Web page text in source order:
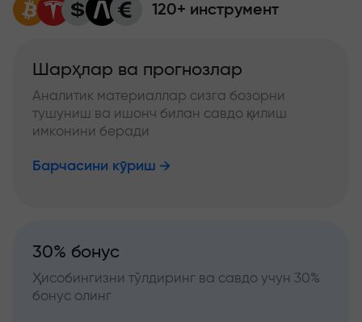
120+ инструмент
Шарҳлар ва прогнозлар
Аналитик материаллар сизга бозорни
тушуниш ва ишонч билан савдо қилиш
имконини беради
Барчасини кўриш
30% бонус
Ҳисобингизни тўлдиринг ва савдо учун 30%
бонус олинг